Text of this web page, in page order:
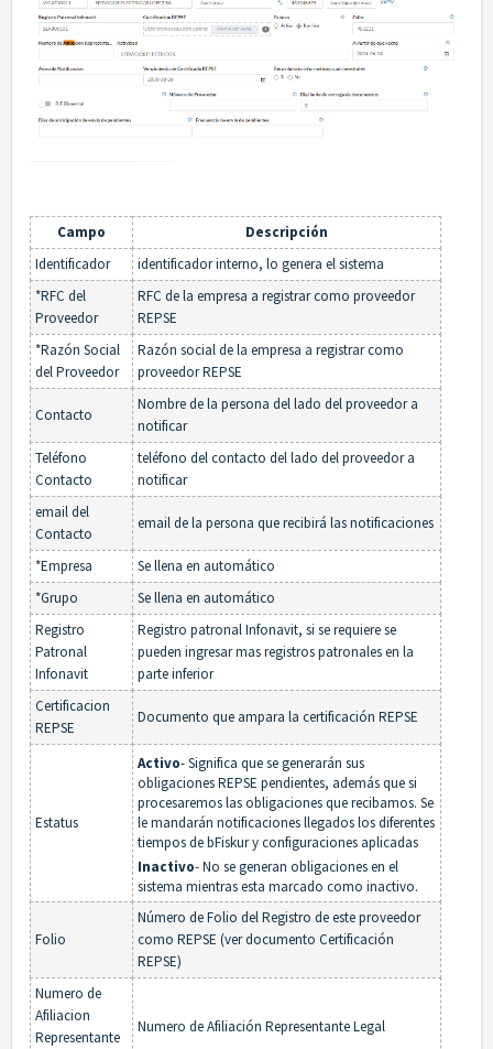
Campo
Descripción
Identificador
identificador interno, lo genera el sistema
*RFC del
Proveedor
RFC de la empresa a registrar como proveedor
REPSE
*Razón Social
del Proveedor
Razón social de la empresa a registrar como
proveedor REPSE
Contacto
Nombre de la persona del lado del proveedor a
notificar
Teléfono
Contacto
teléfono del contacto del lado del proveedor a
notificar
email del
Contacto
email de la persona que recibirá las notificaciones
*Empresa
Se llena en automático
*Grupo
Se llena en automático
Registro
Patronal
Infonavit
Registro patronal Infonavit, si se requiere se
pueden ingresar mas registros patronales en la
parte inferior
Certificacion
REPSE
Documento que ampara la certificación REPSE
Estatus
Activo- Significa que se generarán sus
obligaciones REPSE pendientes, además que si
procesaremos las obligaciones que recibamos. Se
le mandarán notificaciones llegados los diferentes
tiempos de bFiskur y configuraciones aplicadas
Inactivo- No se generan obligaciones en el
sistema mientras esta marcado como inactivo.
Folio
Número de Folio del Registro de este proveedor
como REPSE (ver documento Certificación
REPSE)
Numero de
Afiliacion
Representante
Numero de Afiliación Representante Legal